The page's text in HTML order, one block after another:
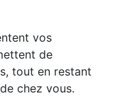
vos
de
tout en restant
chez vous.